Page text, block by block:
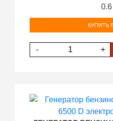
0.6
КУПИТЬ
- +